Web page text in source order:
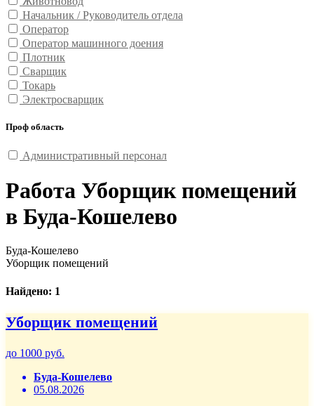
Начальник / Руководитель отдела
Оператор
Оператор машинного доения
Плотник
Сварщик
Токарь
Электросварщик
Проф область
Административный персонал
Работа Уборщик помещений
в Буда-Кошелево
Буда-Кошелево
Уборщик помещений
Найдено: 1
Уборщик помещений
до 1000 руб.
Буда-Кошелево
05.08.2026